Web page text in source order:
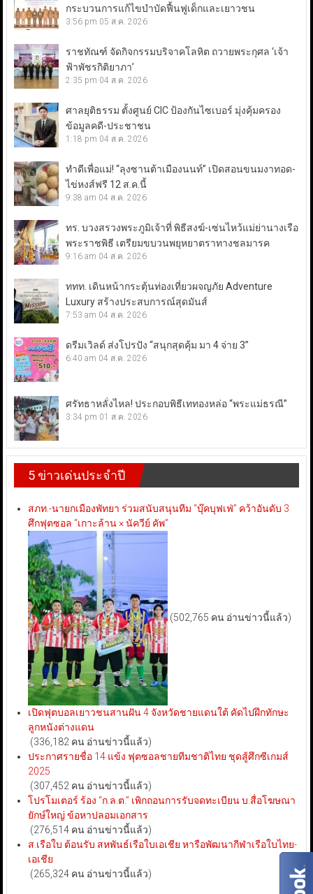
กระบวนการแก้ไขบำบัดฟื้นฟูเด็กและเยาวชน
3:56 pm 05 ส.ค. 2026
ราชทัณฑ์ จัดกิจกรรมบริจาคโลหิต ถวายพระกุศล ‘เจ้า
ฟ้าพัชรกิติยาภา’
2:35 pm 04 ส.ค. 2026
ศาลยุติธรรม ตั้งศูนย์ CIC ป้องกันไซเบอร์ มุ่งคุ้มครอง
ข้อมูลคดี-ประชาชน
1:18 pm 04 ส.ค. 2026
ทำดีเพื่อแม่! “ลุงซานต้าเมืองนนท์” เปิดสอนขนมงาทอด-
ไข่หงส์ฟรี 12 ส.ค.นี้
9:38 am 04 ส.ค. 2026
ทร. บวงสรวงพระภูมิเจ้าที่ พิธีสงฆ์-เซ่นไหว้แม่ย่านางเรือ
พระราชพิธี เตรียมขบวนพยุหยาตราทางชลมารค
9:16 am 04 ส.ค. 2026
ททท. เดินหน้ากระตุ้นท่องเที่ยวผจญภัย Adventure
Luxury สร้างประสบการณ์สุดมันส์
7:53 am 04 ส.ค. 2026
ดรีมเวิลด์ ส่งโปรปัง “สนุกสุดคุ้ม มา 4 จ่าย 3”
6:40 am 04 ส.ค. 2026
ศรัทธาหลั่งไหล! ประกอบพิธีเททองหล่อ “พระแม่ธรณี”
3:34 pm 01 ส.ค. 2026
5 ข่าวเด่นประจำปี
สภท.-นายกเมืองพัทยา ร่วมสนับสนุนทีม “บุ๊คบุฟเฟ่” คว้าอันดับ 3
ศึกฟุตซอล “เกาะล้าน × นัควีย์ คัพ”
(502,765 คน อ่านข่าวนี้แล้ว)
เปิดฟุตบอลเยาวชนสานฝัน 4 จังหวัดชายแดนใต้ คัดไปฝึกทักษะ
ลูกหนังต่างแดน
(336,182 คน อ่านข่าวนี้แล้ว)
ประกาศรายชื่อ 14 แข้ง ฟุตซอลชายทีมชาติไทย ชุดสู้ศึกซีเกมส์
2025
(307,452 คน อ่านข่าวนี้แล้ว)
โปรโมเตอร์ ร้อง “ก.ล.ต.” เพิกถอนการรับจดทะเบียน บ.สื่อโฆษณา
ยักษ์ใหญ่ ข้อหาปลอมเอกสาร
(276,514 คน อ่านข่าวนี้แล้ว)
ส.เรือใบ ต้อนรับ สหพันธ์เรือใบเอเชีย หารือพัฒนากีฬาเรือใบไทย-
เอเชีย
(265,324 คน อ่านข่าวนี้แล้ว)